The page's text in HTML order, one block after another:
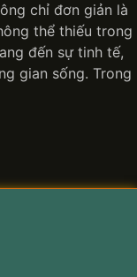
chỉ đơn giản là
thể thiếu trong
đến sự tinh tế,
gian sống. Trong